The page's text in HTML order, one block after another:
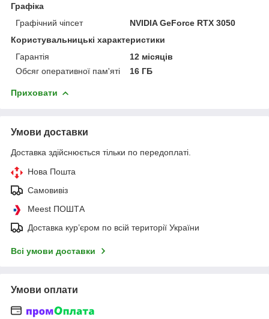
Графіка
Графічний чіпсет
NVIDIA GeForce RTX 3050
Користувальницькі характеристики
Гарантія
12 місяців
Обсяг оперативної пам'яті
16 ГБ
Приховати
Умови доставки
Доставка здійснюється тільки по передоплаті.
Нова Пошта
Самовивіз
Meest ПОШТА
Доставка кур’єром по всій території України
Всі умови доставки
Умови оплати